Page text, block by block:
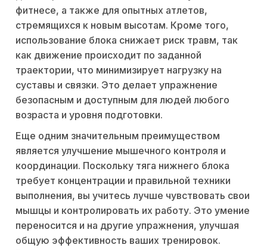
фитнесе, а также для опытных атлетов,
стремящихся к новым высотам. Кроме того,
использование блока снижает риск травм, так
как движение происходит по заданной
траектории, что минимизирует нагрузку на
суставы и связки. Это делает упражнение
безопасным и доступным для людей любого
возраста и уровня подготовки.
Еще одним значительным преимуществом
является улучшение мышечного контроля и
координации. Поскольку тяга нижнего блока
требует концентрации и правильной техники
выполнения, вы учитесь лучше чувствовать свои
мышцы и контролировать их работу. Это умение
переносится и на другие упражнения, улучшая
общую эффективность ваших тренировок.